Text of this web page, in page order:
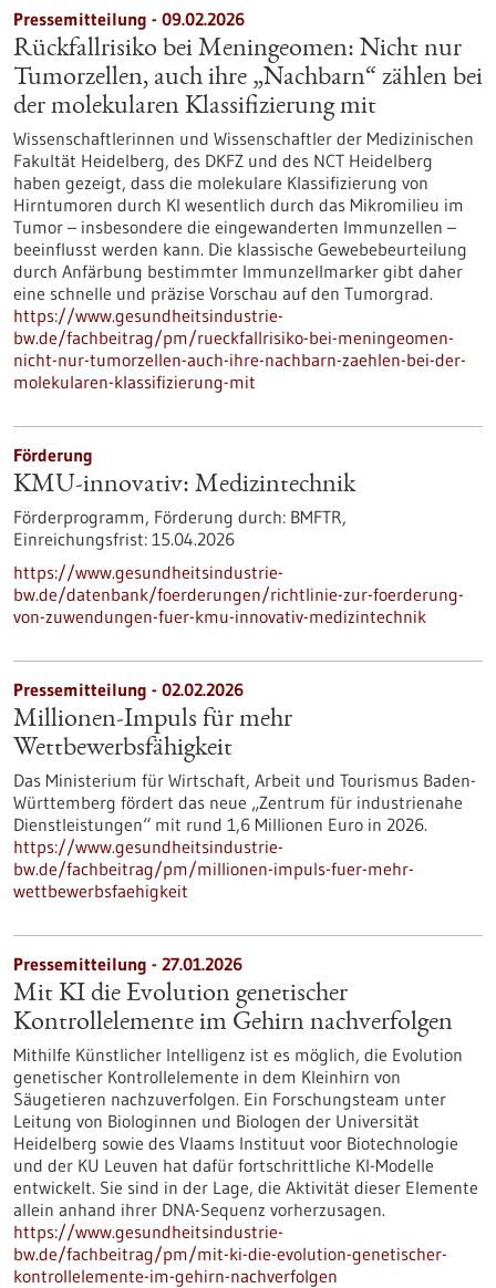
Pressemitteilung - 09.02.2026
Rückfallrisiko bei Meningeomen: Nicht nur
Tumorzellen, auch ihre „Nachbarn“ zählen bei
der molekularen Klassifizierung mit
Wissenschaftlerinnen und Wissenschaftler der Medizinischen
Fakultät Heidelberg, des DKFZ und des NCT Heidelberg
haben gezeigt, dass die molekulare Klassifizierung von
Hirntumoren durch KI wesentlich durch das Mikromilieu im
Tumor – insbesondere die eingewanderten Immunzellen –
beeinflusst werden kann. Die klassische Gewebebeurteilung
durch Anfärbung bestimmter Immunzellmarker gibt daher
eine schnelle und präzise Vorschau auf den Tumorgrad.
https://www.gesundheitsindustrie-
bw.de/fachbeitrag/pm/rueckfallrisiko-bei-meningeomen-
nicht-nur-tumorzellen-auch-ihre-nachbarn-zaehlen-bei-der-
molekularen-klassifizierung-mit
Förderung
KMU-innovativ: Medizintechnik
Förderprogramm, Förderung durch: BMFTR,
Einreichungsfrist: 15.04.2026
https://www.gesundheitsindustrie-
bw.de/datenbank/foerderungen/richtlinie-zur-foerderung-
von-zuwendungen-fuer-kmu-innovativ-medizintechnik
Pressemitteilung - 02.02.2026
Millionen-Impuls für mehr
Wettbewerbsfähigkeit
Das Ministerium für Wirtschaft, Arbeit und Tourismus Baden-
Württemberg fördert das neue „Zentrum für industrienahe
Dienstleistungen“ mit rund 1,6 Millionen Euro in 2026.
https://www.gesundheitsindustrie-
bw.de/fachbeitrag/pm/millionen-impuls-fuer-mehr-
wettbewerbsfaehigkeit
Pressemitteilung - 27.01.2026
Mit KI die Evolution genetischer
Kontrollelemente im Gehirn nachverfolgen
Mithilfe Künstlicher Intelligenz ist es möglich, die Evolution
genetischer Kontrollelemente in dem Kleinhirn von
Säugetieren nachzuverfolgen. Ein Forschungsteam unter
Leitung von Biologinnen und Biologen der Universität
Heidelberg sowie des Vlaams Instituut voor Biotechnologie
und der KU Leuven hat dafür fortschrittliche KI-Modelle
entwickelt. Sie sind in der Lage, die Aktivität dieser Elemente
allein anhand ihrer DNA-Sequenz vorherzusagen.
https://www.gesundheitsindustrie-
bw.de/fachbeitrag/pm/mit-ki-die-evolution-genetischer-
kontrollelemente-im-gehirn-nachverfolgen